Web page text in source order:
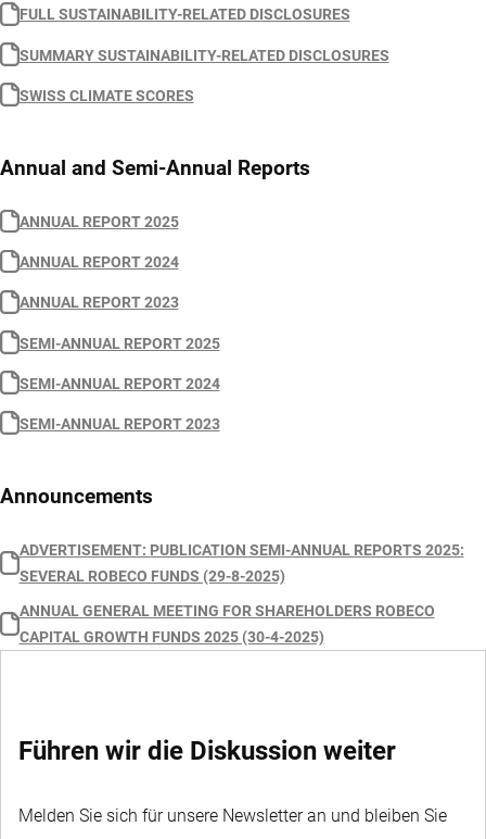
FULL SUSTAINABILITY-RELATED DISCLOSURES
SUMMARY SUSTAINABILITY-RELATED DISCLOSURES
SWISS CLIMATE SCORES
Annual and Semi-Annual Reports
ANNUAL REPORT 2025
ANNUAL REPORT 2024
ANNUAL REPORT 2023
SEMI-ANNUAL REPORT 2025
SEMI-ANNUAL REPORT 2024
SEMI-ANNUAL REPORT 2023
Announcements
ADVERTISEMENT: PUBLICATION SEMI-ANNUAL REPORTS 2025:
SEVERAL ROBECO FUNDS (29-8-2025)
ANNUAL GENERAL MEETING FOR SHAREHOLDERS ROBECO
CAPITAL GROWTH FUNDS 2025 (30-4-2025)
Führen wir die Diskussion weiter
Melden Sie sich für unsere Newsletter an und bleiben Sie